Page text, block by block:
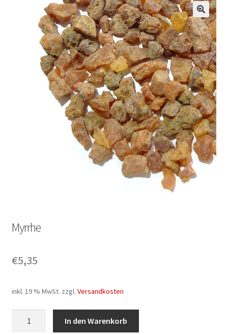
Myrrhe
€5,35
inkl. 19 % MwSt. zzgl. Versandkosten
In den Warenkorb